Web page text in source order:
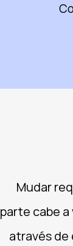
Mudar
parte cabe
através de